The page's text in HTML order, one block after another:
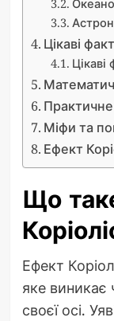
Цікаві
Цікаві
Міфи та
Ефект
Що
Ефект
яке виникає
своєї осі.